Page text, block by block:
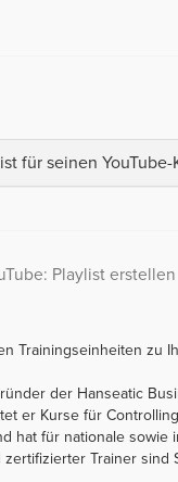
für seinen YouTube-
Playlist erstellen
Trainingseinheiten zu
der Hanseatic
er Kurse für
hat für nationale
zertifizierter Trainer